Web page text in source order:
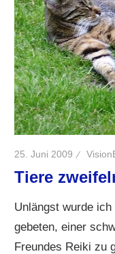
25. Juni 2009
Tiere
Unlängst wurde
gebeten, einer
Freundes Reiki zu